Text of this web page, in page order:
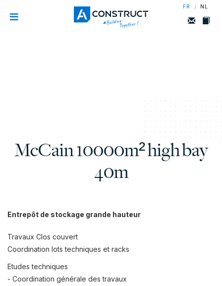
NL
/
FR
McCain 10000m² high bay
40m
Entrepôt de stockage grande hauteur
Travaux Clos couvert
Coordination lots techniques et racks
Etudes techniques
- Coordination générale des travaux